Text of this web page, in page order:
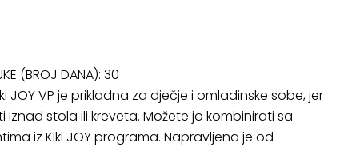
(BROJ DANA): 30
JOY VP je prikladna za dječje i omladinske sobe, jer
iznad stola ili kreveta. Možete jo kombinirati sa
iz Kiki JOY programa. Napravljena je od